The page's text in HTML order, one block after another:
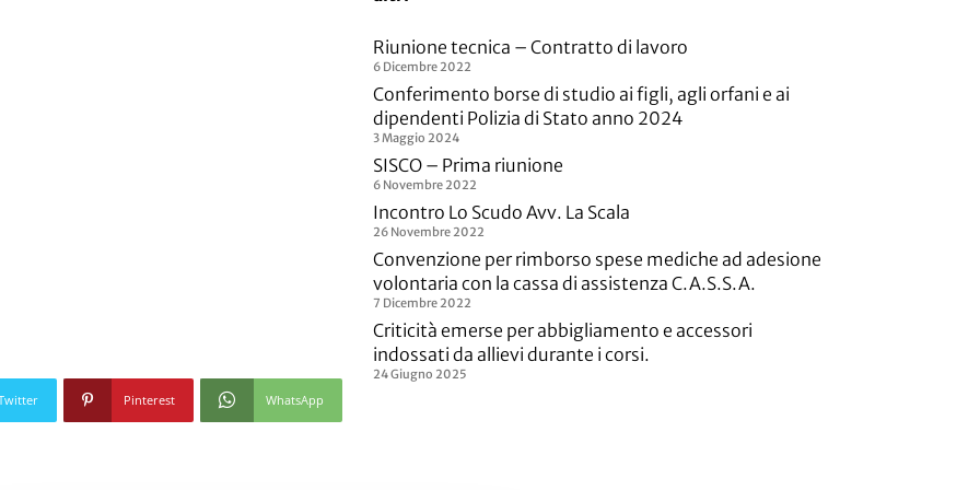
Riunione tecnica – Contratto di lavoro
6 Dicembre 2022
Conferimento borse di studio ai figli, agli orfani e ai
dipendenti Polizia di Stato anno 2024
3 Maggio 2024
SISCO – Prima riunione
6 Novembre 2022
Incontro Lo Scudo Avv. La Scala
26 Novembre 2022
Convenzione per rimborso spese mediche ad adesione
volontaria con la cassa di assistenza C.A.S.S.A.
7 Dicembre 2022
Criticità emerse per abbigliamento e accessori
indossati da allievi durante i corsi.
24 Giugno 2025
Pinterest WhatsApp